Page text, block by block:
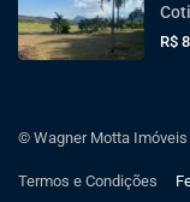
R$
© Wagner Motta Imóveis
Termos e Condições